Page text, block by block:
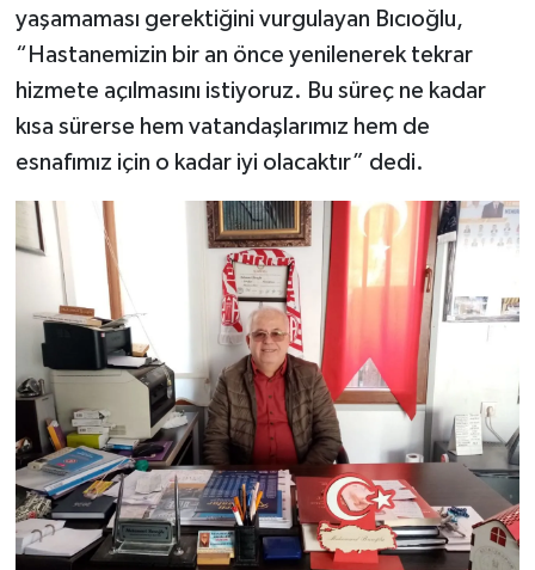
yaşamaması gerektiğini vurgulayan Bıcıoğlu,
“Hastanemizin bir an önce yenilenerek tekrar
hizmete açılmasını istiyoruz. Bu süreç ne kadar
kısa sürerse hem vatandaşlarımız hem de
esnafımız için o kadar iyi olacaktır” dedi.